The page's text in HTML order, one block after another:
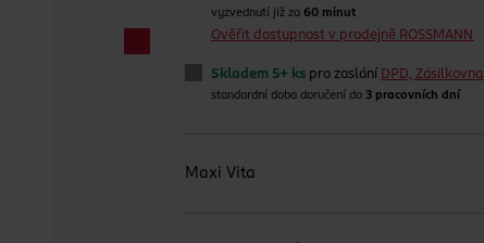
vyzvednutí již za60 minut
Ověřit dostupnost v prodejně ROSSMANN
Skladem 5+ ks pro zaslání DPD, Zásilkovna
standardní doba doručení do 3 pracovních dní
Maxi Vita